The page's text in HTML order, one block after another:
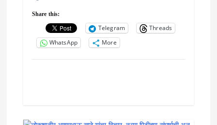
Share this:
Telegram
Threads
WhatsApp
More